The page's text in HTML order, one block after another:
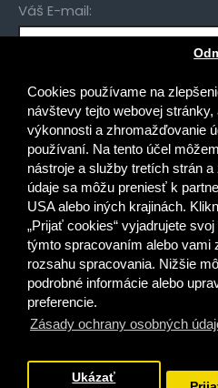
Cookies používame na
návštevy tejto webovej stránky,
výkonnosti a zhromažďovanie
používaní. Na tento účel
nástroje a služby tretích strán
údaje sa môžu preniesť k
USA alebo iných krajinách.
„Prijať cookies“ vyjadrujete
týmto spracovaním alebo vami
rozsahu spracovania. Nižšie
podrobné informácie alebo
preferencie.
Zásady ochrany osobných
Ukázať
Váš E-mail:
Gymnáziá
Stredné odborné školy
Špeciálne základné školy
Základné školy
Prečítal(a) som si a
Ochrana osobných údajov
pomôcť?